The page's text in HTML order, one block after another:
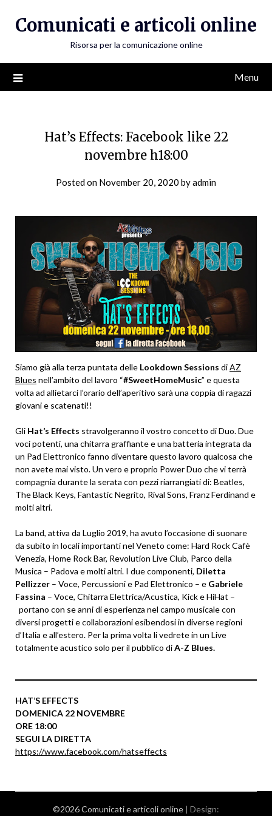
Comunicati e articoli online
Risorsa per la comunicazione online
Menu
Hat’s Effects: Facebook like 22
novembre h18:00
Posted on November 20, 2020 byadmin
Siamo già alla terza puntata delle Lookdown Sessions diAZ
Blues nell’ambito del lavoro “#SweetHomeMusic” e questa
volta ad allietarci l’orario dell’aperitivo sarà una coppia di ragazzi
giovani e scatenati!!
Gli Hat’s Effects stravolgeranno il vostro concetto di Duo. Due
voci potenti, una chitarra graffiante e una batteria integrata da
un Pad Elettronico fanno diventare questo lavoro qualcosa che
non avete mai visto. Un vero e proprio Power Duo che vi terrà
compagnia durante la serata con pezzi riarrangiati di: Beatles,
The Black Keys, Fantastic Negrito, Rival Sons, Franz Ferdinand e
molti altri.
La band, attiva da Luglio 2019, ha avuto l’occasione di suonare
da subito in locali importanti nel Veneto come: Hard Rock Cafè
Venezia, Home Rock Bar, Revolution Live Club, Parco della
Musica – Padova e molti altri. I due componenti, Diletta
Pellizzer – Voce, Percussioni e Pad Elettronico – e Gabriele
Fassina – Voce, Chitarra Elettrica/Acustica, Kick e HiHat –
portano con se anni di esperienza nel campo musicale con
diversi progetti e collaborazioni esibendosi in diverse regioni
d’Italia e all’estero. Per la prima volta li vedrete in un Live
totalmente acustico solo per il pubblico diA-Z Blues.
HAT’S EFFECTS
DOMENICA 22 NOVEMBRE
ORE 18:00
SEGUI LA DIRETTA
https://www.facebook.com/hatseffects
©2026 Comunicati e articoli online | Design: